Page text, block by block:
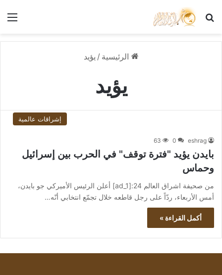
بحث عن
الرئيسية / يؤيد
يؤيد
إشراقات عالمية
eshrag
0
63
بايدن يؤيد "فترة توقف" في الحرب بين إسرائيل
وحماس
من صحيفة اشراق العالم 24:[ad_1] أعلن الرئيس الأميركي جو بايدن،
أمس الأربعاء، ردّاً على رجل قاطعه خلال تجمّع انتخابي أنّه…
أكمل القراءة »